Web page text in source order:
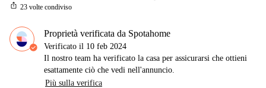
ios_share 23 volte condiviso
Proprietà verificata da Spotahome
Verificato il 10 feb 2024
Il nostro team ha verificato la casa per assicurarsi che ottieni
esattamente ciò che vedi nell'annuncio.
Più sulla verifica